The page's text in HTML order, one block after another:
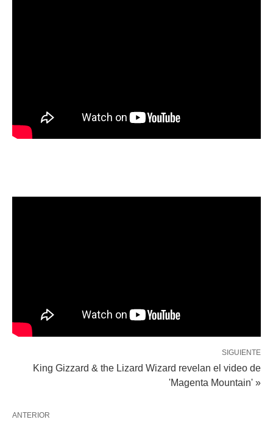
SIGUIENTE
King Gizzard & the Lizard Wizard revelan el video de
'Magenta Mountain' »
ANTERIOR